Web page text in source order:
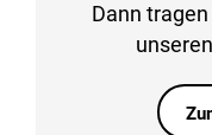
Dann